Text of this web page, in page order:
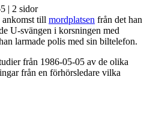
| 2 sidor
till mordplatsen från det han
U-svängen i korsningen med
larmade polis med sin biltelefon.
från 1986-05-05 av de olika
från en förhörsledare vilka